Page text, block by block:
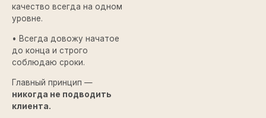
качество всегда на одном
уровне.
• Всегда довожу начатое
до конца и строго
соблюдаю сроки.
Главный принцип —
никогда не подводить
клиента.